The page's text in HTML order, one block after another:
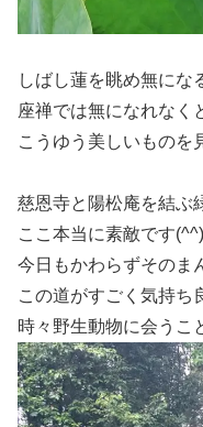
しばし蓮を眺め無にな
座禅では無になれなく
こうゆう美しいものを
慈恩寺と陽松庵を結ぶ
ここ本当に素敵です(^^)
今日もかわらずそのま
この道がすごく気持ち
時々野生動物に会うこ